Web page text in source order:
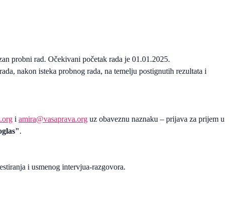
probni rad. Očekivani početak rada je 01.01.2025.
nakon isteka probnog rada, na temelju postignutih rezultata i
i amira@vasaprava.org uz obaveznu naznaku – prijava za prijem u
.
i usmenog intervjua-razgovora.